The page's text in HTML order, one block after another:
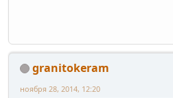
granitokeram
ноября 28, 2014, 12:20